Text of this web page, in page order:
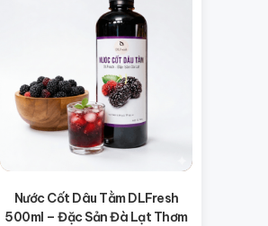
Nước Cốt Dâu Tằm DLFresh
500ml – Đặc Sản Đà Lạt Thơm